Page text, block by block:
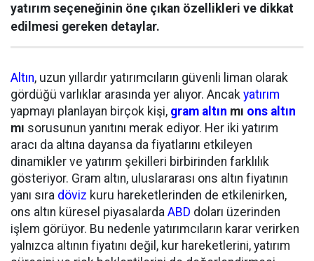
yatırım seçeneğinin öne çıkan özellikleri ve dikkat
edilmesi gereken detaylar.
Altın, uzun yıllardır yatırımcıların güvenli liman olarak
gördüğü varlıklar arasında yer alıyor. Ancak yatırım
yapmayı planlayan birçok kişi, gram altın mı ons altın
mı sorusunun yanıtını merak ediyor. Her iki yatırım
aracı da altına dayansa da fiyatlarını etkileyen
dinamikler ve yatırım şekilleri birbirinden farklılık
gösteriyor. Gram altın, uluslararası ons altın fiyatının
yanı sıra döviz kuru hareketlerinden de etkilenirken,
ons altın küresel piyasalarda ABD doları üzerinden
işlem görüyor. Bu nedenle yatırımcıların karar verirken
yalnızca altının fiyatını değil, kur hareketlerini, yatırım